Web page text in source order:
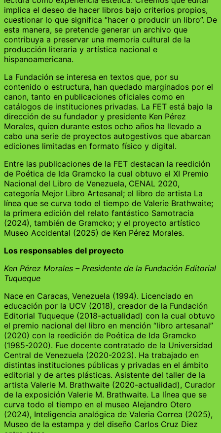
implica el deseo de hacer libros bajo criterios propios,
cuestionar lo que significa “hacer o producir un libro”. De
esta manera, se pretende generar un archivo que
contribuya a preservar una memoria cultural de la
producción literaria y artística nacional e
hispanoamericana.
La Fundación se interesa en textos que, por su
contenido o estructura, han quedado marginados por el
canon, tanto en publicaciones oficiales como en
catálogos de instituciones privadas. La FET está bajo la
dirección de su fundador y presidente Ken Pérez
Morales, quien durante estos ocho años ha llevado a
cabo una serie de proyectos autogestivos que abarcan
ediciones limitadas en formato físico y digital.
Entre las publicaciones de la FET destacan la reedición
de Poética de Ida Gramcko la cual obtuvo el XI Premio
Nacional del Libro de Venezuela, CENAL 2020,
categoría Mejor Libro Artesanal; el libro de artista La
línea que se curva todo el tiempo de Valerie Brathwaite;
la primera edición del relato fantástico Samotracia
(2024), también de Gramcko; y el proyecto artístico
Museo Accidental (2025) de Ken Pérez Morales.
Los responsables del proyecto
Ken Pérez Morales – Presidente de la Fundación Editorial
Tuqueque
Nace en Caracas, Venezuela (1994). Licenciado en
educación por la UCV (2018), creador de la Fundación
Editorial Tuqueque (2018-actualidad) con la cual obtuvo
el premio nacional del libro en mención “libro artesanal”
(2020) con la reedición de Poética de Ida Gramcko
(1985-2020). Fue docente contratado de la Universidad
Central de Venezuela (2020-2023). Ha trabajado en
distintas instituciones públicas y privadas en el ámbito
editorial y de artes plásticas. Asistente del taller de la
artista Valerie M. Brathwaite (2020-actualidad), Curador
de la exposición Valerie M. Brathwaite. La línea que se
curva todo el tiempo en el museo Alejandro Otero
(2024), Inteligencia analógica de Valeria Correa (2025),
Museo de la estampa y del diseño Carlos Cruz Diez